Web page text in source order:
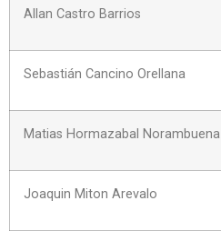
Allan Castro Barrios
Sebastián Cancino Orellana
Matias Hormazabal Norambuena
Joaquin Miton Arevalo